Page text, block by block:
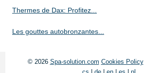
Thermes de Dax: Profitez...
Les gouttes autobronzantes...
© 2026 Spa-solution.com Cookies Policy